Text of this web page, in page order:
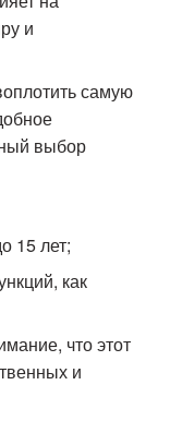
и
самую
выбор
15 лет;
как
что этот
и